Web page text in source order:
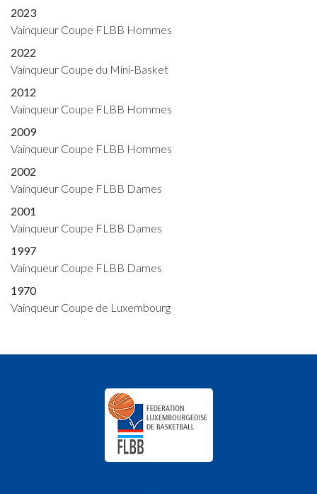
2023
Vainqueur Coupe FLBB Hommes
2022
Vainqueur Coupe du Mini-Basket
2012
Vainqueur Coupe FLBB Hommes
2009
Vainqueur Coupe FLBB Hommes
2002
Vainqueur Coupe FLBB Dames
2001
Vainqueur Coupe FLBB Dames
1997
Vainqueur Coupe FLBB Dames
1970
Vainqueur Coupe de Luxembourg